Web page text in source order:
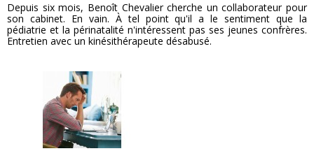
Depuis six mois, Benoît Chevalier cherche un collaborateur pour
son cabinet. En vain. À tel point qu'il a le sentiment que la
pédiatrie et la périnatalité n'intéressent pas ses jeunes confrères.
Entretien avec un kinésithérapeute désabusé.